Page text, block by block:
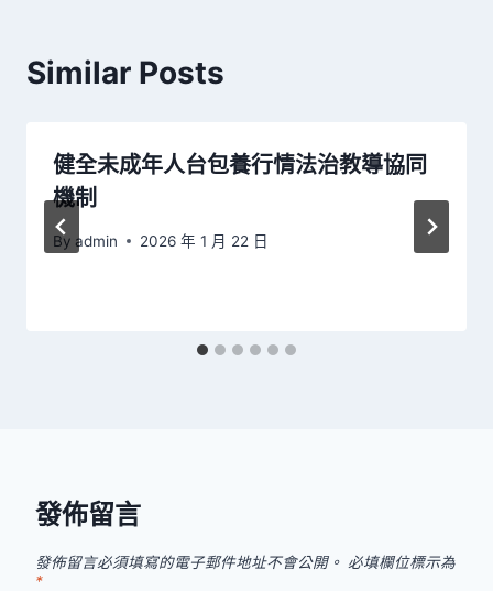
Similar Posts
健全未成年人台包養行情法治教導協同
機制
By admin 2026 年 1 月 22 日
發佈留言
發佈留言必須填寫的電子郵件地址不會公開。 必填欄位標示為
*